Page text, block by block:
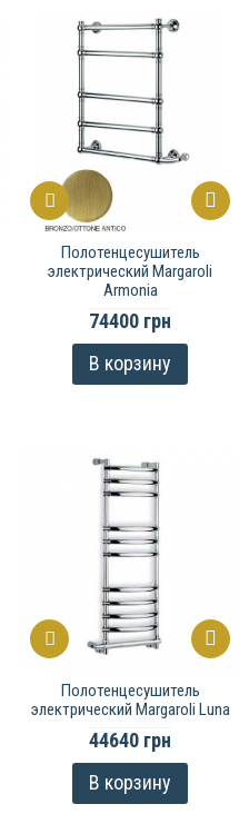
Полотенцесушитель
электрический Margaroli
Armonia
74400 грн
В корзину
Полотенцесушитель
электрический Margaroli Luna
44640 грн
В корзину